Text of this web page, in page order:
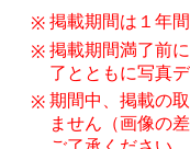
※ 掲載期間は１年間
※ 掲載期間満了前
了とともに写真
※ 期間中、掲載の
ません（画像の